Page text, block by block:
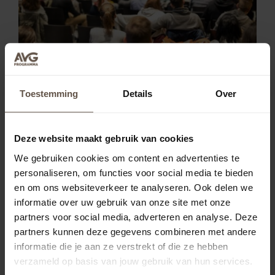
Toestemming Details Over
Deze website maakt gebruik van cookies
We gebruiken cookies om content en advertenties te
personaliseren, om functies voor social media te bieden
en om ons websiteverkeer te analyseren. Ook delen we
informatie over uw gebruik van onze site met onze
partners voor social media, adverteren en analyse. Deze
partners kunnen deze gegevens combineren met andere
informatie die je aan ze verstrekt of die ze hebben
verzameld op basis van jouw gebruik van hun services.
Welke opleiding voor Functionaris
bespreken we welke opleidingsopties er zijn om